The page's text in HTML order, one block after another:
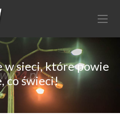
w sieci, które powie
co świeci!